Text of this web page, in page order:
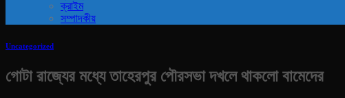
ক্রাইম
সম্পাদকীয়
Uncategorized
গোটা রাজ্যের মধ্যে তাহেরপুর পৌরসভা দখলে থাকলো বামেদের